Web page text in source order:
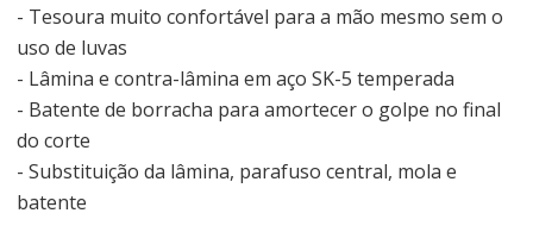
- Tesoura muito confortável para a mão mesmo sem o
uso de luvas
- Lâmina e contra-lâmina em aço SK-5 temperada
- Batente de borracha para amortecer o golpe no final
do corte
- Substituição da lâmina, parafuso central, mola e
batente